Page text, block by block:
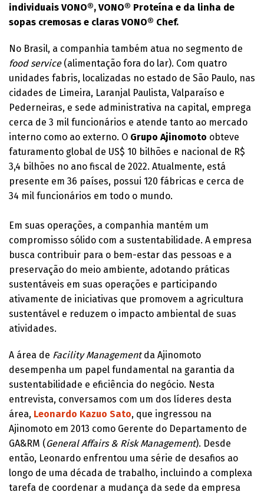
individuais VONO®, VONO® Proteína e da linha de
sopas cremosas e claras VONO® Chef.
No Brasil, a companhia também atua no segmento de
food service(alimentação fora do lar). Com quatro
unidades fabris, localizadas no estado de São Paulo, nas
cidades de Limeira, Laranjal Paulista, Valparaíso e
Pederneiras, e sede administrativa na capital, emprega
cerca de 3 mil funcionários e atende tanto ao mercado
interno como ao externo. O Grupo Ajinomoto obteve
faturamento global de US$ 10 bilhões e nacional de R$
3,4 bilhões no ano fiscal de 2022. Atualmente, está
presente em 36 países, possui 120 fábricas e cerca de
34 mil funcionários em todo o mundo.
Em suas operações, a companhia mantém um
compromisso sólido com a sustentabilidade. A empresa
busca contribuir para o bem-estar das pessoas e a
preservação do meio ambiente, adotando práticas
sustentáveis em suas operações e participando
ativamente de iniciativas que promovem a agricultura
sustentável e reduzem o impacto ambiental de suas
atividades.
A área de Facility Managementda Ajinomoto
desempenha um papel fundamental na garantia da
sustentabilidade e eficiência do negócio. Nesta
entrevista, conversamos com um dos líderes desta
área, Leonardo Kazuo Sato, que ingressou na
Ajinomoto em 2013 como Gerente do Departamento de
GA&RM (General Affairs & Risk Management). Desde
então, Leonardo enfrentou uma série de desafios ao
longo de uma década de trabalho, incluindo a complexa
tarefa de coordenar a mudança da sede da empresa